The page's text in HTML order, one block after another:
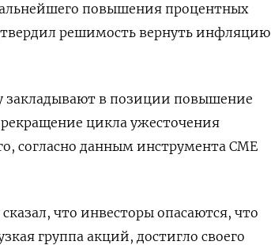
повышения процентных
решимость вернуть инфляцию
в позиции повышение
цикла ужесточения
согласно данным инструмента CME
что инвесторы опасаются, что
группа акций, достигло своего